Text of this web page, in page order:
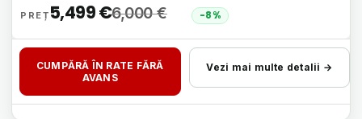
6,000€
5,499€ -8%
CUMPĂRĂ ÎN RATE FĂRĂ
AVANS
Vezi mai multe detalii →